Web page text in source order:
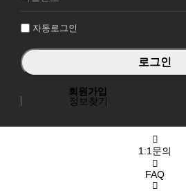
자동로그인
회원가입
정보찾기
1:1문의
FAQ